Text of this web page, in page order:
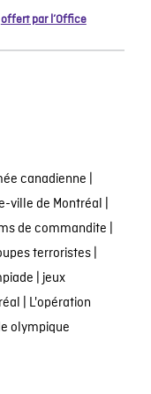
offert par l’Office
canadienne |
ville de Montréal |
de commandite |
terroristes|
| jeux
| L'opération
olympique